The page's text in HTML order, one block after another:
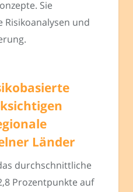
Sie
und
Länder
durchschnittliche
Prozentpunkte auf